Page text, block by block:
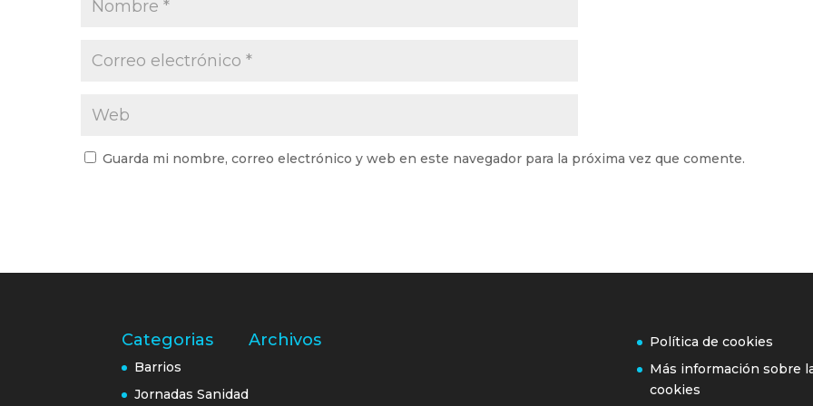
Guarda mi nombre, correo electrónico y web en este navegador para la próxima vez que comente.
Categorias
Barrios
Jornadas Sanidad
Archivos
Política de cookies
Más información sobre
cookies